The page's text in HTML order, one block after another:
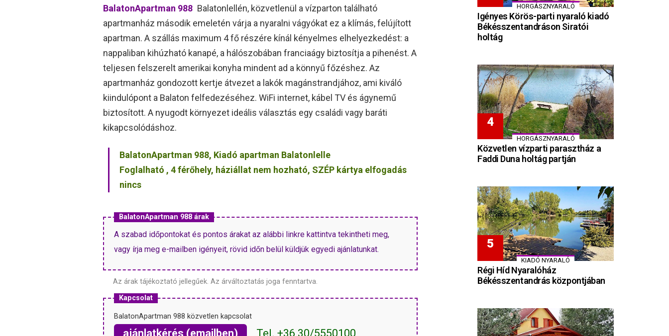
BalatonApartman 988 Balatonlellén, közvetlenül a vízparton található
apartmanház második emeletén várja a nyaralni vágyókat ez a klímás, felújított
apartman. A szállás maximum 4 fő részére kínál kényelmes elhelyezkedést: a
nappaliban kihúzható kanapé, a hálószobában franciaágy biztosítja a pihenést. A
teljesen felszerelt amerikai konyha mindent ad a könnyű főzéshez. Az
apartmanház gondozott kertje átvezet a lakók magánstrandjához, ami kiváló
kiindulópont a Balaton felfedezéséhez. WiFi internet, kábel TV és ágynemű
biztosított. A nyugodt környezet ideális választás egy családi vagy baráti
kikapcsolódáshoz.
BalatonApartman 988, Kiadó apartman Balatonlelle
Foglalható , 4 férőhely, háziállat nem hozható, SZÉP kártya elfogadás
nincs
BalatonApartman 988 árak
A szabad időpontokat és pontos árakat az alábbi linkre kattintva tekintheti meg,
vagy írja meg e-mailben igényeit, rövid időn belül küldjük egyedi ajánlatunkat.
Az árak tájékoztató jellegűek. Az árváltoztatás joga fenntartva.
Kapcsolat
BalatonApartman 988 közvetlen kapcsolat
ajánlatkérés (emailben) Tel. +36 30/5550100
HORGÁSZNYARALÓ
Igényes Körös-parti nyaraló kiadó
Békésszentandráson Siratói
holtág
HORGÁSZNYARALÓ
Közvetlen vízparti parasztház a
Faddi Duna holtág partján
KIADÓ NYARALÓ
Régi Híd Nyaralóház
Békésszentandrás központjában